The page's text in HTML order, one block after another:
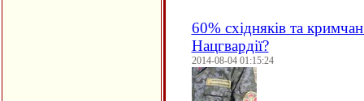
60% східняків та
Нацгвардії?
2014-08-04 01:15:24